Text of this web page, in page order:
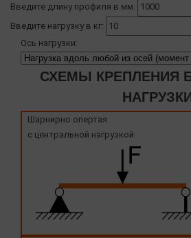
Введите длину профиля в мм:
Введите нагрузку в кг:
Ось нагрузки:
СХЕМЫ КРЕПЛЕНИЯ
Шарнирно опертая
с центральной нагрузкой